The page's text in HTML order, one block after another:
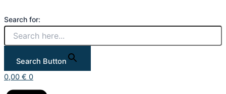
Search for:
Search Button
0,00 € 0